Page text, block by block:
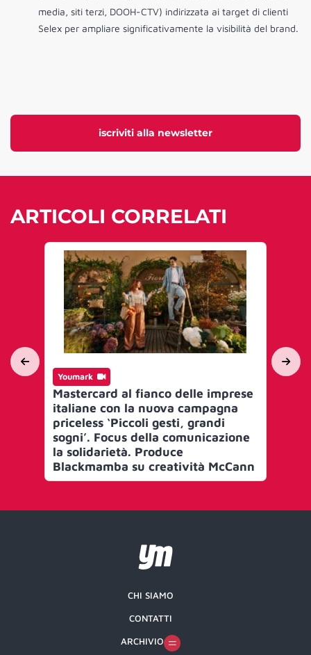
iscriviti alla newsletter
media, siti terzi, DOOH-CTV) indirizzata ai target di clienti
Selex per ampliare significativamente la visibilità del brand.
ARTICOLI CORRELATI
Youmark
Mastercard al fianco delle imprese
italiane con la nuova campagna
priceless ‘Piccoli gesti, grandi
sogni’. Focus della comunicazione
la solidarietà. Produce
Blackmamba su creatività McCann
CHI SIAMO
CONTATTI
ARCHIVIO